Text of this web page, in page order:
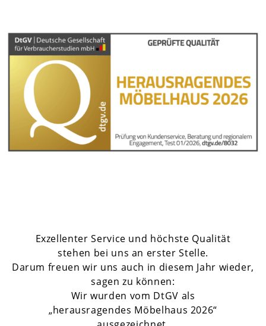
Exzellenter Service und höchste Qualität
stehen bei uns an erster Stelle.
Darum freuen wir uns auch in diesem Jahr wieder,
sagen zu können:
Wir wurden vom DtGV als
„herausragendes Möbelhaus 2026“